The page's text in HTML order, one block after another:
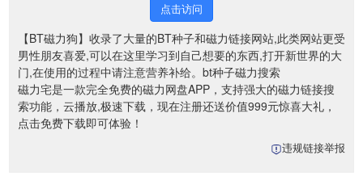
点击访问
【BT磁力狗】收录了大量的BT种子和磁力链接网站,此类网站更受
男性朋友喜爱,可以在这里学习到自己想要的东西,打开新世界的大
门,在使用的过程中请注意营养补给。bt种子磁力搜索
磁力宅是一款完全免费的磁力网盘APP，支持强大的磁力链接搜
索功能，云播放,极速下载，现在注册还送价值999元惊喜大礼，
点击免费下载即可体验！
违规链接举报